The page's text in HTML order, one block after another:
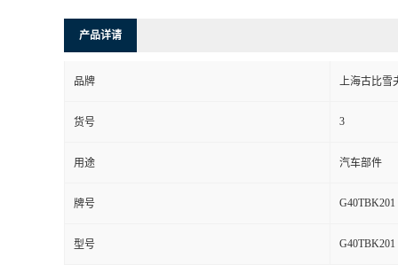
产品详请
品牌 上海古比雪
货号 3
用途 汽车部件
牌号 G40TBK201
型号 G40TBK201